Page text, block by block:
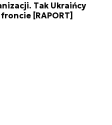
Tak Ukraińcy
[RAPORT]